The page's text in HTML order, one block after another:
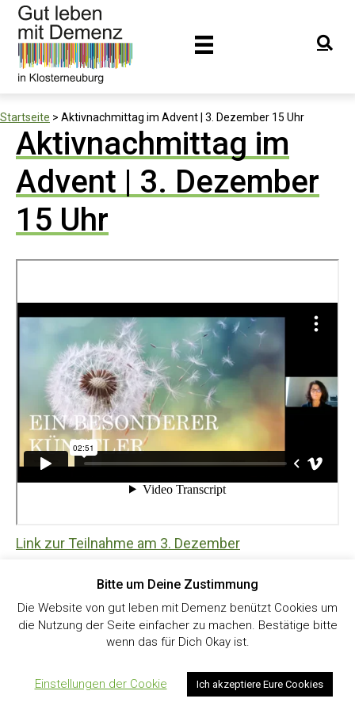
Startseite > Aktivnachmittag im Advent | 3. Dezember 15 Uhr
Aktivnachmittag im
Advent | 3. Dezember
15 Uhr
Link zur Teilnahme am 3. Dezember
Kontakt| Impressum |Datenschutz|Facebook
© 2025 Gut Leben mit Demenz in Klosterneuburg
Bitte um Deine Zustimmung
Die Website von gut leben mit Demenz benützt Cookies um
die Nutzung der Seite einfacher zu machen. Bestätige bitte
wenn das für Dich Okay ist.
Einstellungen der Cookie Ich akzeptiere Eure Cookies